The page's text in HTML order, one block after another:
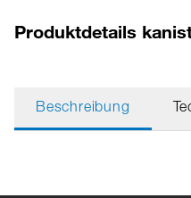
Produktdetails
Beschreibung